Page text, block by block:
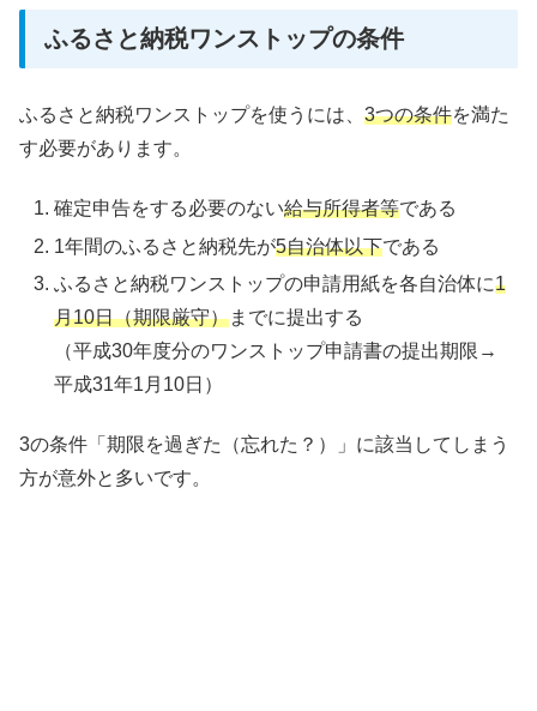
ふるさと納税ワンストップの条件
ふるさと納税ワンストップを使うには、 3つの条件を満た
す必要があります。
確定申告をする必要のない給与所得者等である
1年間のふるさと納税先が5自治体以下である
ふるさと納税ワンストップの申請用紙を各自治体に1
月10日（期限厳守）までに提出する
（平成30年度分のワンストップ申請書の提出期限→
平成31年1月10日）
3の条件「期限を過ぎた（忘れた？）」に該当してしまう
方が意外と多いです。